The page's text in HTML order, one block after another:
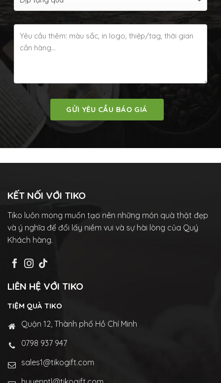
KẾT NỐI VỚI TIKO
Tiko luôn mong muốn tạo nên những món quà thật đẹp
và ý nghĩa để đổi lấy niềm vui và sự hài lòng của Quý
Khách hàng.
LIÊN HỆ VỚI TIKO
TIỆM QUÀ TIKO
Quận 12, Thành phố Hồ Chí Minh
0798 937 947
sales1@tikogift.com